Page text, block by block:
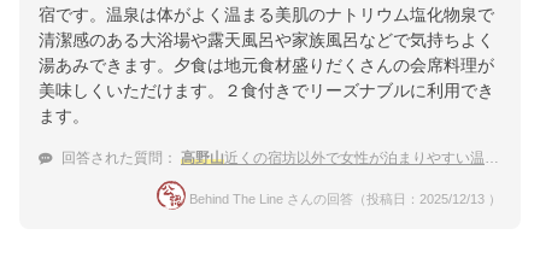
宿です。温泉は体がよく温まる美肌のナトリウム塩化物泉で
清潔感のある大浴場や露天風呂や家族風呂などで気持ちよく
湯あみできます。夕食は地元食材盛りだくさんの会席料理が
美味しくいただけます。２食付きでリーズナブルに利用でき
ます。
回答された質問： 高野山近くの宿坊以外で女性が泊まりやすい温泉宿
Behind The Line さんの回答（投稿日：2025/12/13 ）